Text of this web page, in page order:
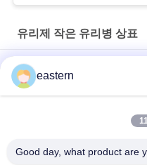
유리제 작은 유리병 상표
Somatropin HG 176-191
전 세트 Paer Instrution를 가
eastern
Good day, what product are